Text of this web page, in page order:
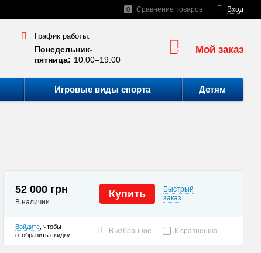
Вход
0 Сравнение товаров
График работы:
Понедельник-
пятница: 10:00–19:00
0 Мой заказ
Игровые виды спорта Детям
52 000 грн
В наличии
Купить
Быстрый
заказ
Войдите , чтобы
отобразить скидку
В избранное К сравнению